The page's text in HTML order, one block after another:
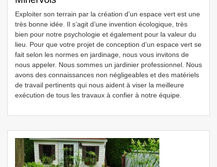
Exploiter son terrain par la création d’un espace vert est une
très bonne idée. Il s’agit d’une invention écologique, très
bien pour notre psychologie et également pour la valeur du
lieu. Pour que votre projet de conception d’un espace vert se
fait selon les normes en jardinage, nous vous invitons de
nous appeler. Nous sommes un jardinier professionnel. Nous
avons des connaissances non négligeables et des matériels
de travail pertinents qui nous aident à viser la meilleure
exécution de tous les travaux à confier à notre équipe.